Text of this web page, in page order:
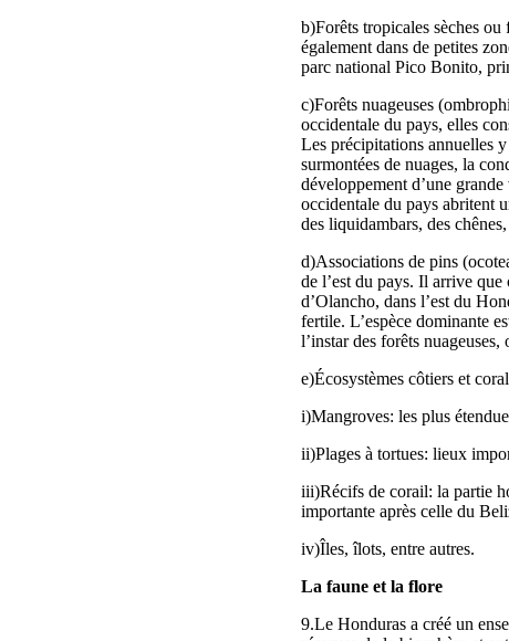
b)Forêts tropicales sèches
également dans de petites
parc national Pico Bonito,
c)Forêts nuageuses
occidentale du pays, elles
Les précipitations annuelles
surmontées de nuages, la
développement d’une
occidentale du pays abritent
des liquidambars, des
d)Associations de pins
de l’est du pays. Il arrive que
d’Olancho, dans l’est du
fertile. L’espèce dominante
l’instar des forêts
e)Écosystèmes côtiers et
i)Mangroves: les plus
ii)Plages à tortues: lieux
iii)Récifs de corail: la partie
importante après celle du
iv)Îles, îlots, entre autres.
La faune et la flore
9.Le Honduras a créé un